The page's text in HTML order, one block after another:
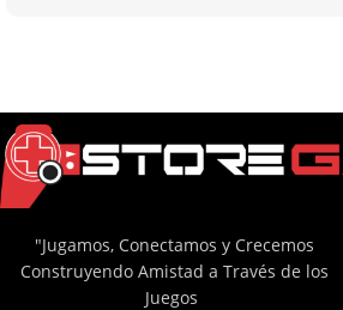
"Jugamos, Conectamos y Crecemos
Construyendo Amistad a Través de los
Juegos